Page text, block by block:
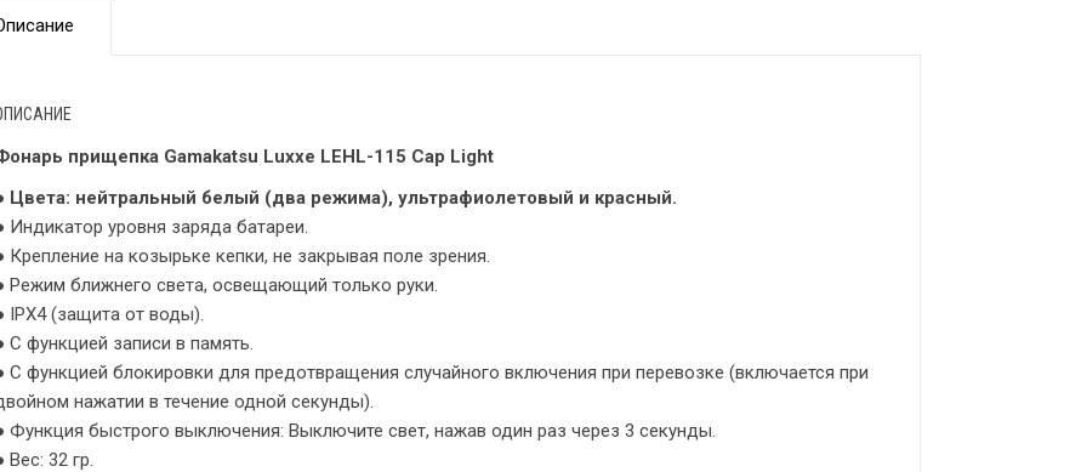
прищепка Gamakatsu Luxxe LEHL-115 Cap Light
Цвета: нейтральный белый (два режима), ультрафиолетовый и красный.
Индикатор уровня заряда батареи.
Крепление на козырьке кепки, не закрывая поле зрения.
Режим ближнего света, освещающий только руки.
IPX4 (защита от воды).
С функцией записи в память.
С функцией блокировки для предотвращения случайного включения при перевозке (включается при
нажатии в течение одной секунды).
Функция быстрого выключения: Выключите свет, нажав один раз через 3 секунды.
Вес: 32 гр.